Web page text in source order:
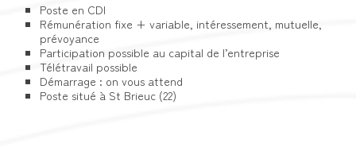
Poste en CDI
Rémunération fixe + variable, intéressement, mutuelle,
prévoyance
Participation possible au capital de l’entreprise
Télétravail possible
Démarrage : on vous attend
Poste situé à St Brieuc (22)